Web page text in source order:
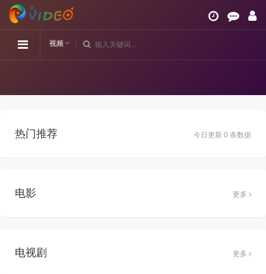
视频
今日更新 0 条数据
热门推荐
电影 更多
电视剧 更多